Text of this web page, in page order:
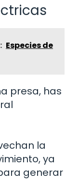
Especies de
presa, has
la
ya
generar